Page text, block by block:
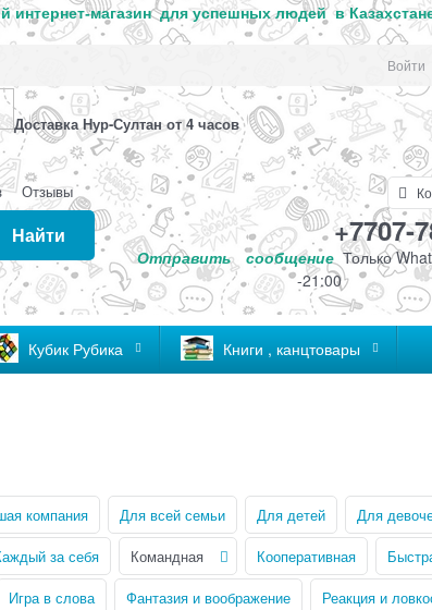
магазин для успешных людей в
Войти
Доставка Нур-Султан от 4 часов
Отзывы
Найти +7707-
Отправить сообщениеТолько
-21:00
Кубик Рубика Книги , канцтовары
компания Для всей семьи Для детей
Для
за себя Командная Кооперативная
Игра в слова Фантазия и воображение
Реакция и